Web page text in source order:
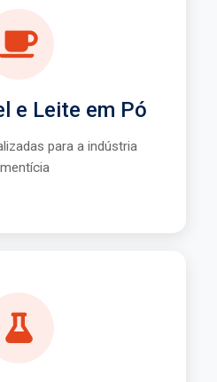
e Leite em Pó
para a indústria
otimizados
alimentar
Mais
no processo